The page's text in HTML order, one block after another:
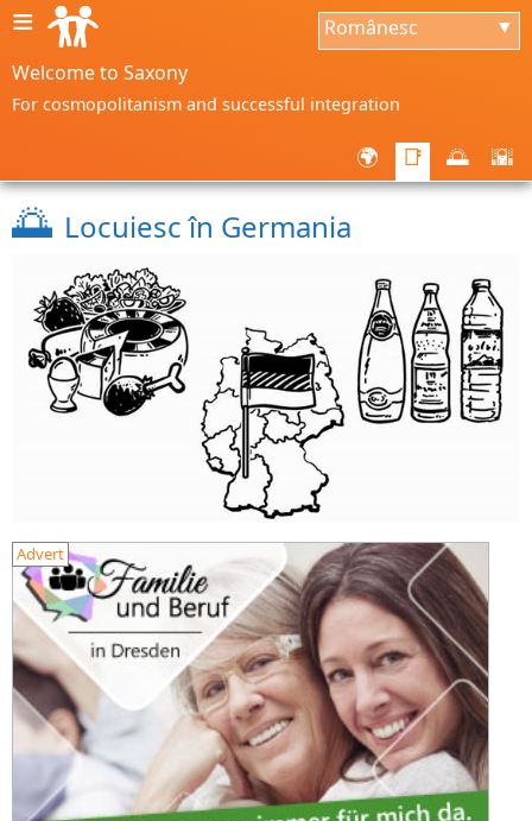
≡ Românesc ▼
Welcome to Saxony
For cosmopolitanism and successful integration
🌍 📑 🌅 🌇
🌅 Locuiesc în Germania
Advert